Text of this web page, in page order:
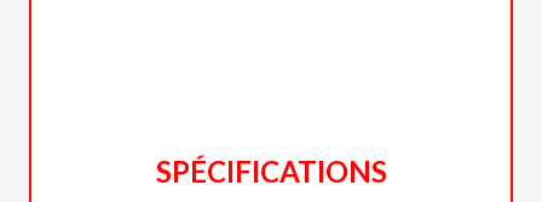
SPÉCIFICATIONS